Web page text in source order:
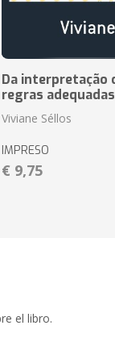
Da interpretação
regras
Viviane Séllos
IMPRESO
€ 9,75
el libro.